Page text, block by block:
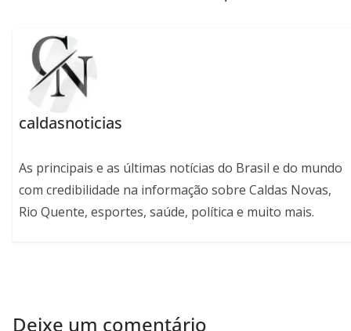
caldasnoticias
As principais e as últimas notícias do Brasil e do mundo
com credibilidade na informação sobre Caldas Novas,
Rio Quente, esportes, saúde, política e muito mais.
Deixe um comentário